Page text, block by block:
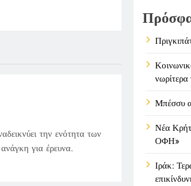
Νέα Κρήτη: Σαρακήνικο και η
την ενότητα των
για έρευνα.
νωρίτερα
Μπέσσυ
Νέα
ΟΦΗ»
Ιράκ: